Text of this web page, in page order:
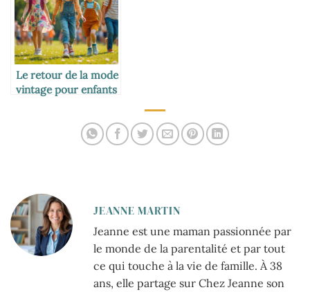
Le retour de la mode
vintage pour enfants
JEANNE MARTIN
Jeanne est une maman passionnée par
le monde de la parentalité et par tout
ce qui touche à la vie de famille. À 38
ans, elle partage sur Chez Jeanne son